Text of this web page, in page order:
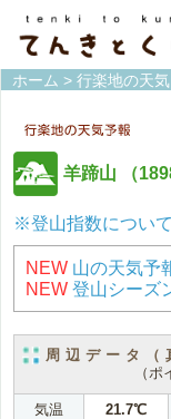
ホーム > 行楽地の天気
羊蹄山 （
※登山指数につい
NEW 山の天気予
NEW 登山シーズ
周辺データ（
（
気温 21.7℃